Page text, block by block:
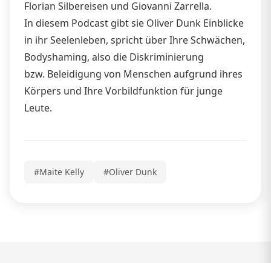
Florian Silbereisen und Giovanni Zarrella.
In diesem Podcast gibt sie Oliver Dunk Einblicke
in ihr Seelenleben, spricht über Ihre Schwächen,
Bodyshaming, also die Diskriminierung
bzw. Beleidigung von Menschen aufgrund ihres
Körpers und Ihre Vorbildfunktion für junge
Leute.
#Maite Kelly #Oliver Dunk